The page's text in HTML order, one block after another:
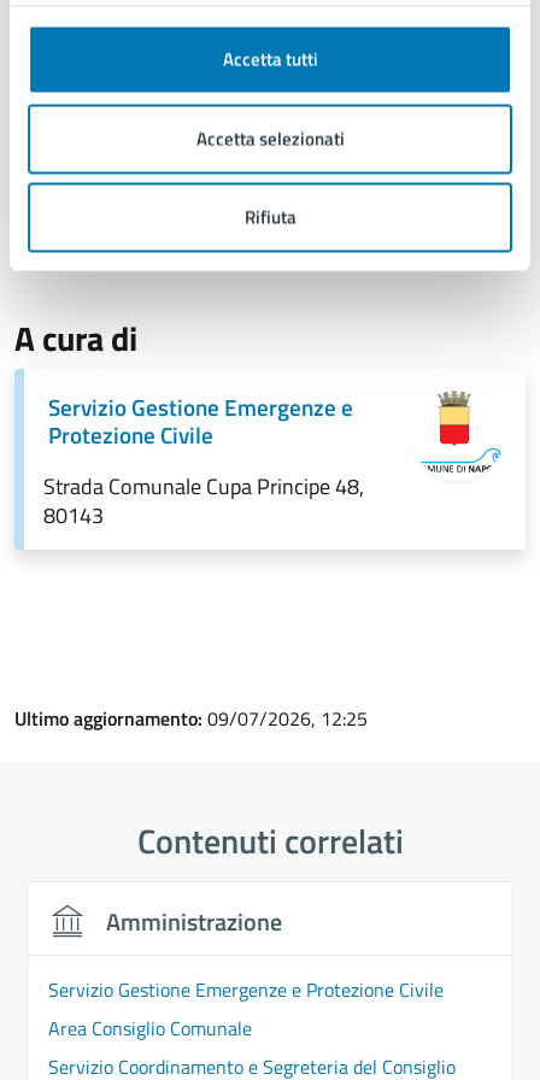
Accetta tutti
Accetta selezionati
Rifiuta
: Penisola Sorrentino-Amalfitana, Monti di Sarno e
Monti Picentini.
: Alta Irpinia e Sannio.
Zona 6: Piana Sele e Alto Cilento.
Zona 8: Basso Cilento.
A cura di
Servizio Gestione Emergenze e
Protezione Civile
Strada Comunale Cupa Principe 48,
80143
Ultimo aggiornamento: 09/07/2026, 12:25
Contenuti correlati
Amministrazione
Servizio Gestione Emergenze e Protezione Civile
Area Consiglio Comunale
Servizio Coordinamento e Segreteria del Consiglio